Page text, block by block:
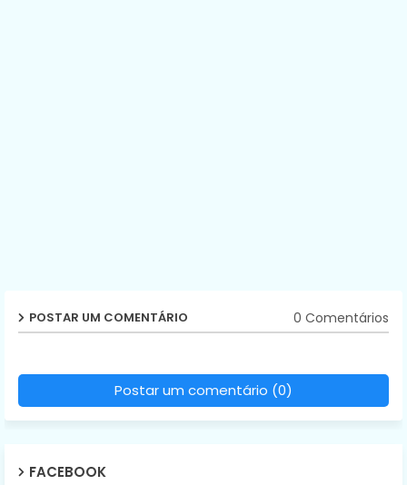
POSTAR UM COMENTÁRIO 0 Comentários
Postar um comentário (0)
FACEBOOK